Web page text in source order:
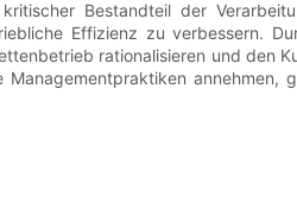
Bestandteil der
Effizienz zu verbessern.
rationalisieren und den